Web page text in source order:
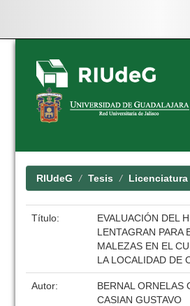
Skip
navigation
RIUdeG Tesis Licenciatura
Título:
EVALUACIÓN DEL
LENTAGRAN PARA
MALEZAS EN EL
LA LOCALIDAD DE
Autor:
BERNAL ORNELAS
CASIAN GUSTAVO